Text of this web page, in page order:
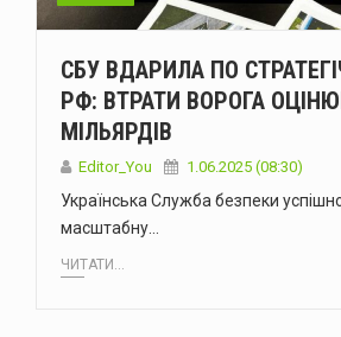
СБУ ВДАРИЛА ПО
РФ: ВТРАТИ ВОРОГА
МІЛЬЯРДІВ
Editor_You 1.06.2025 (08:30)
Українська Служба безпеки
масштабну…
ЧИТАТИ...